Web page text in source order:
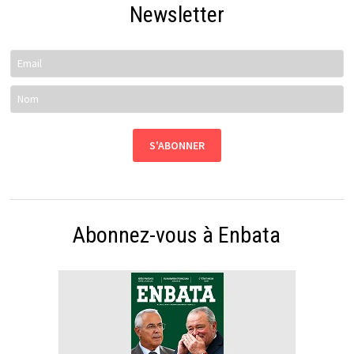
Newsletter
Abonnez-vous à Enbata